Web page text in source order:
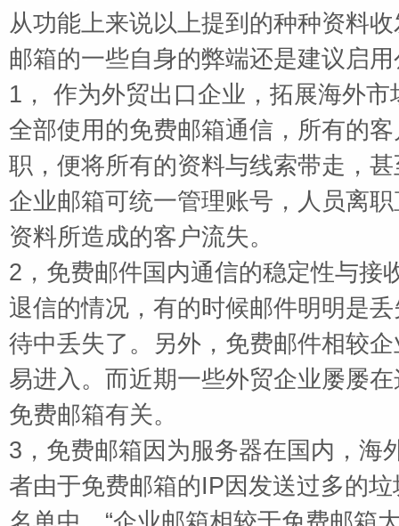
从功能上来说以上提到的种种资料
邮箱的一些自身的弊端还是建议启
1， 作为外贸出口企业，拓展海外
全部使用的免费邮箱通信，所有的
职，便将所有的资料与线索带走，
企业邮箱可统一管理账号，人员离
资料所造成的客户流失。
2，免费邮件国内通信的稳定性与接
退信的情况，有的时候邮件明明是
待中丢失了。另外，免费邮件相较
易进入。而近期一些外贸企业屡屡
免费邮箱有关。
3， 免费邮箱因为服务器在国内，海
者由于免费邮箱的IP因发送过多的